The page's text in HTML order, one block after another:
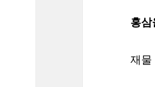
홍
재물